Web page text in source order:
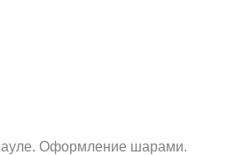
Оформление шарами.